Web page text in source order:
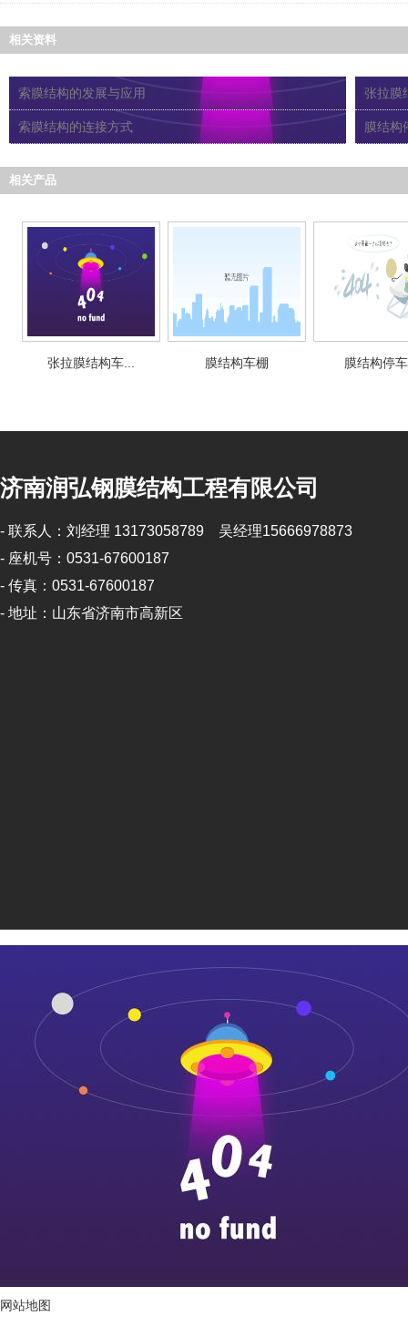
相关资料
索膜结构的发展与应用 张拉膜
索膜结构的连接方式 膜结构
相关产品
张拉膜结构车... 膜结构车棚 膜结构停
济南润弘钢膜结构工程有限公司
- 联系人：刘经理 13173058789 吴经理15666978873
- 座机号：0531-67600187
- 传真：0531-67600187
- 地址：山东省济南市高新区
网站地图